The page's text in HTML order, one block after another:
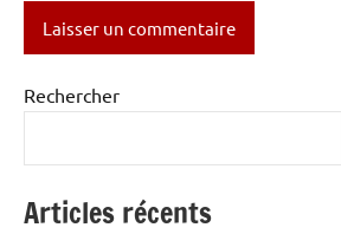
Rechercher
Articles récents